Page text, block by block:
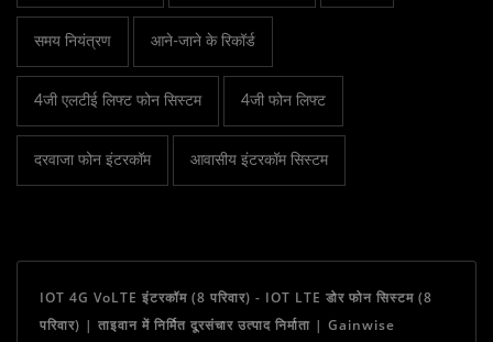
समय नियंत्रण आने-जाने के रिकॉर्ड
4जी एलटीई लिफ्ट फोन सिस्टम 4जी फोन लिफ्ट
दरवाजा फोन इंटरकॉम आवासीय इंटरकॉम सिस्टम
IOT 4G VoLTE इंटरकॉम (8 परिवार) - IOT LTE डोर फोन सिस्टम (8
परिवार) | ताइवान में निर्मित दूरसंचार उत्पाद निर्माता | Gainwise